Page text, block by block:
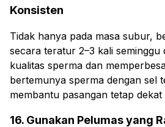
Konsisten
Tidak hanya pada masa subur,
secara teratur 2–3 kali seminggu
kualitas sperma dan
bertemunya sperma dengan sel
membantu pasangan tetap
16. Gunakan Pelumas yang